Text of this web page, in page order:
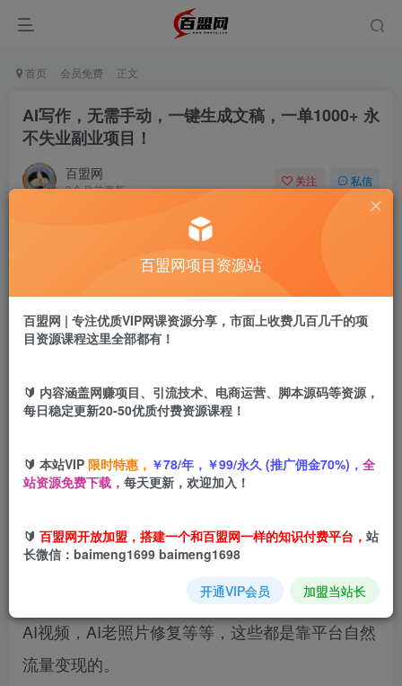
首页 会员免费 正文
AI写作，无需手动，一键生成文稿，一单1000+ 永
不失业副业项目！
百盟网
9个月前更新
关注 私信
盟币9.9
立即购买
是已经上线一年稳定技能型项目，AI写作掘金
现在靠AI变现的方式有很多种，AI写作，AI绘画，
AI视频，AI老照片修复等等，这些都是靠平台自然
流量变现的。
百盟网项目资源站
百盟网 | 专注优质VIP网课资源分享，市面上收费几百几千的项
目资源课程这里全部都有！
🔰 内容涵盖网赚项目、引流技术、电商运营、脚本源码等资源，
每日稳定更新20-50优质付费资源课程！
🔰 本站VIP 限时特惠， ￥78/年，￥99/永久 (推广佣金70%)， 全
站资源免费下载， 每天更新，欢迎加入！
🔰 百盟网开放加盟，搭建一个和百盟网一样的知识付费平台， 站
长微信：baimeng1699 baimeng1698
开通VIP会员 加盟当站长